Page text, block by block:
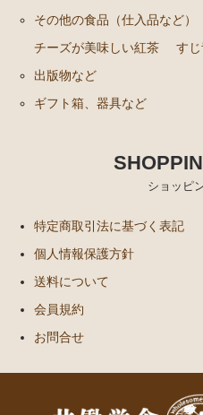
その他の食品（仕入品など）
チーズが美味しい紅茶
すじ
出版物など
ギフト箱、器具など
ショッピ
特定商取引法に基づく表記
個人情報保護方針
送料について
会員規約
お問合せ